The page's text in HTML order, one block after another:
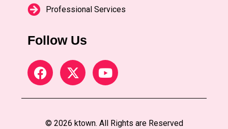
Professional Services
Follow Us
© 2026 ktown. All Rights are Reserved